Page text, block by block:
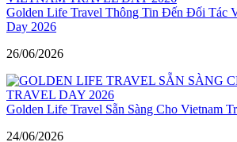
Golden Life Travel Thông Tin Đến Đối Tác
Day 2026
26/06/2026
Golden Life Travel Sẵn Sàng Cho Vietnam
24/06/2026